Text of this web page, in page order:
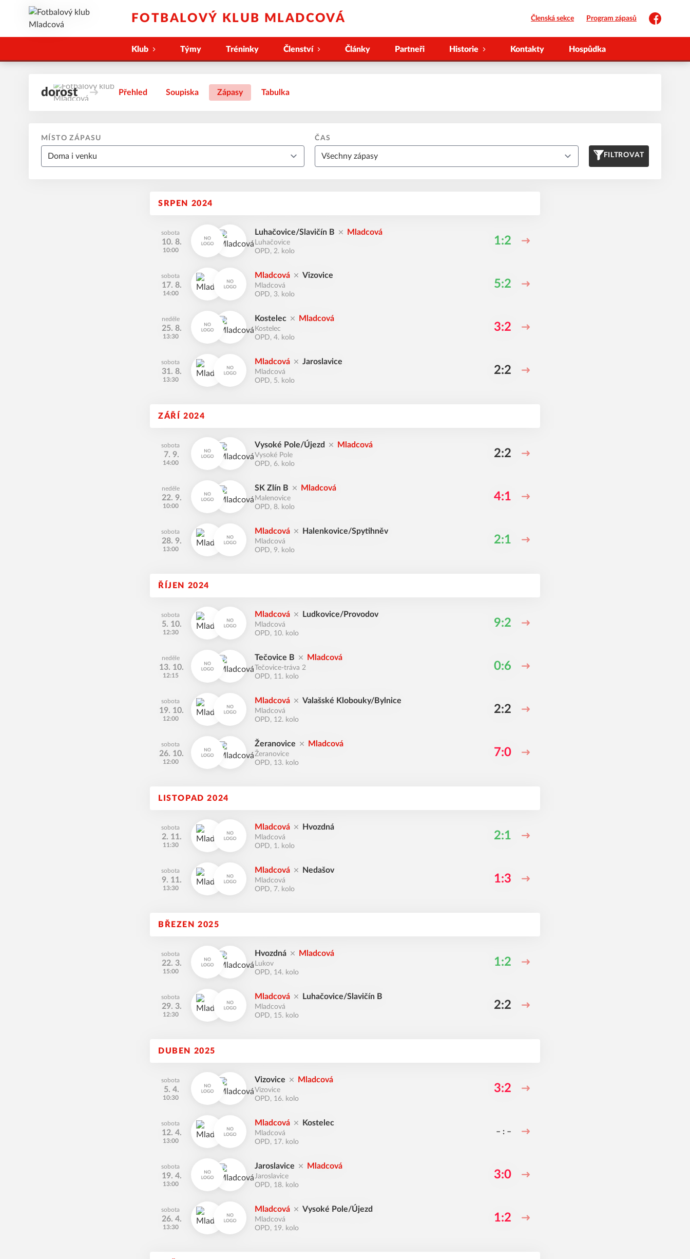
FOTBALOVÝ KLUB MLADCOVÁ Členská sekce Program zápasů
Facebook
Klub Týmy Tréninky Členství Články Partneři Historie Kontakty Hospůdka
dorost Přehled Soupiska Zápasy Tabulka
MÍSTO ZÁPASU ČAS
FILTROVAT
SRPEN 2024
sobota
10. 8.
10:00
Luhačovice/Slavičín B Mladcová
Luhačovice
OPD, 2. kolo
1:2
sobota
17. 8.
14:00
Mladcová Vizovice
Mladcová
OPD, 3. kolo
5:2
neděle
25. 8.
13:30
Kostelec Mladcová
Kostelec
OPD, 4. kolo
3:2
sobota
31. 8.
13:30
Mladcová Jaroslavice
Mladcová
OPD, 5. kolo
2:2
ZÁŘÍ 2024
sobota
7. 9.
14:00
Vysoké Pole/Újezd Mladcová
Vysoké Pole
OPD, 6. kolo
2:2
neděle
22. 9.
10:00
SK Zlín B Mladcová
Malenovice
OPD, 8. kolo
4:1
sobota
28. 9.
13:00
Mladcová Halenkovice/Spytihněv
Mladcová
OPD, 9. kolo
2:1
ŘÍJEN 2024
sobota
5. 10.
12:30
Mladcová Ludkovice/Provodov
Mladcová
OPD, 10. kolo
9:2
neděle
13. 10.
12:15
Tečovice B Mladcová
Tečovice-tráva 2
OPD, 11. kolo
0:6
sobota
19. 10.
12:00
Mladcová Valašské Klobouky/Bylnice
Mladcová
OPD, 12. kolo
2:2
sobota
26. 10.
12:00
Žeranovice Mladcová
Žeranovice
OPD, 13. kolo
7:0
LISTOPAD 2024
sobota
2. 11.
11:30
Mladcová Hvozdná
Mladcová
OPD, 1. kolo
2:1
sobota
9. 11.
13:30
Mladcová Nedašov
Mladcová
OPD, 7. kolo
1:3
BŘEZEN 2025
sobota
22. 3.
15:00
Hvozdná Mladcová
Lukov
OPD, 14. kolo
1:2
sobota
29. 3.
12:30
Mladcová Luhačovice/Slavičín B
Mladcová
OPD, 15. kolo
2:2
DUBEN 2025
sobota
5. 4.
10:30
Vizovice Mladcová
Vizovice
OPD, 16. kolo
3:2
sobota
12. 4.
13:00
Mladcová Kostelec
Mladcová
OPD, 17. kolo
– : –
sobota
19. 4.
13:00
Jaroslavice Mladcová
Jaroslavice
OPD, 18. kolo
3:0
sobota
26. 4.
13:30
Mladcová Vysoké Pole/Újezd
Mladcová
OPD, 19. kolo
1:2